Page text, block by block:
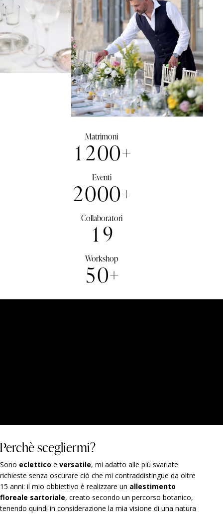
Matrimoni
1200+
Eventi
2000+
Collaboratori
19
Workshop
50+
Perchè scegliermi?
Sono eclettico e versatile, mi adatto alle più svariate
richieste senza oscurare ciò che mi contraddistingue da oltre
15 anni: il mio obbiettivo è realizzare un allestimento
floreale sartoriale, creato secondo un percorso botanico,
tenendo quindi in considerazione la mia visione di una natura